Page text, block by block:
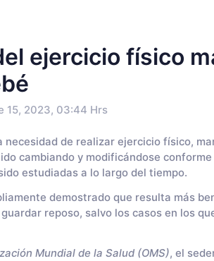
ejercicio físico
15, 2023, 03:44 Hrs
necesidad de realizar ejercicio físico,
cambiando y modificándose
estudiadas a lo largo del tiempo.
demostrado que resulta más
reposo, salvo los casos en los
Mundial de la Salud (OMS), el